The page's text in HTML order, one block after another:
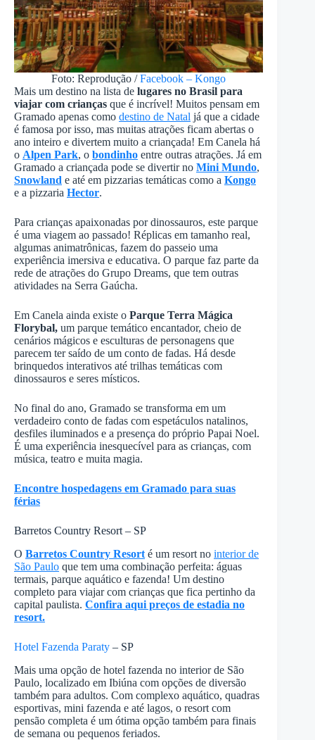
Foto: Reprodução /Facebook – Kongo
Mais um destino na lista de lugares no Brasil para
viajar com crianças que é incrível! Muitos pensam em
Gramado apenas como destino de Natal já que a cidade
é famosa por isso, mas muitas atrações ficam abertas o
ano inteiro e divertem muito a criançada! Em Canela há
o Alpen Park, o bondinho entre outras atrações. Já em
Gramado a criançada pode se divertir no Mini Mundo,
Snowland e até em pizzarias temáticas como a Kongo
e a pizzaria Hector.
Para crianças apaixonadas por dinossauros, este parque
é uma viagem ao passado! Réplicas em tamanho real,
algumas animatrônicas, fazem do passeio uma
experiência imersiva e educativa. O parque faz parte da
rede de atrações do Grupo Dreams, que tem outras
atividades na Serra Gaúcha.
Em Canela ainda existe o Parque Terra Mágica
Florybal, um parque temático encantador, cheio de
cenários mágicos e esculturas de personagens que
parecem ter saído de um conto de fadas. Há desde
brinquedos interativos até trilhas temáticas com
dinossauros e seres místicos.
No final do ano, Gramado se transforma em um
verdadeiro conto de fadas com espetáculos natalinos,
desfiles iluminados e a presença do próprio Papai Noel.
É uma experiência inesquecível para as crianças, com
música, teatro e muita magia.
Encontre hospedagens em Gramado para suas
férias
Barretos Country Resort – SP
O Barretos Country Resort é um resort no interior de
São Paulo que tem uma combinação perfeita: águas
termais, parque aquático e fazenda! Um destino
completo para viajar com crianças que fica pertinho da
capital paulista. Confira aqui preços de estadia no
resort.
Hotel Fazenda Paraty – SP
Mais uma opção de hotel fazenda no interior de São
Paulo, localizado em Ibiúna com opções de diversão
também para adultos. Com complexo aquático, quadras
esportivas, mini fazenda e até lagos, o resort com
pensão completa é um ótima opção também para finais
de semana ou pequenos feriados.